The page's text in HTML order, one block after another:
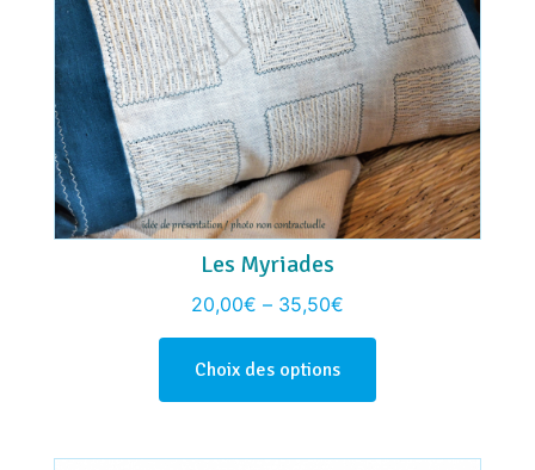
Les Myriades
20,00€ – 35,50€
Choix des options